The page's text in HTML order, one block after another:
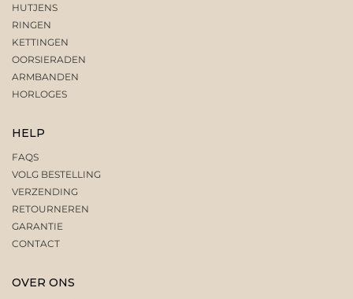
HUTJENS
RINGEN
KETTINGEN
OORSIERADEN
ARMBANDEN
HORLOGES
HELP
FAQS
VOLG BESTELLING
VERZENDING
RETOURNEREN
GARANTIE
CONTACT
OVER ONS